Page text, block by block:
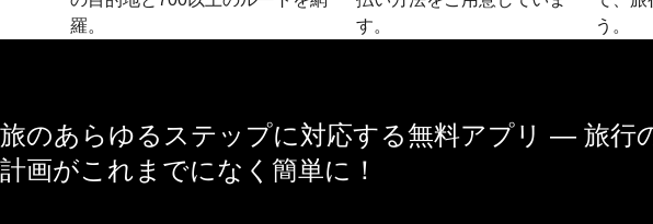
羅。
す。
う。
旅のあらゆるステップに対応する無料アプリ — 旅行
計画がこれまでになく簡単に！